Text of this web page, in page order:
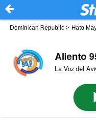
Dominican Republic > Hato
Aliento
La Voz del